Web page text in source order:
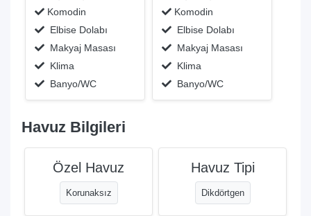
Komodin
Elbise Dolabı
Makyaj Masası
Klima
Banyo/WC
Komodin
Elbise Dolabı
Makyaj Masası
Klima
Banyo/WC
Havuz Bilgileri
Özel Havuz
Korunaksız
Havuz Tipi
Dikdörtgen